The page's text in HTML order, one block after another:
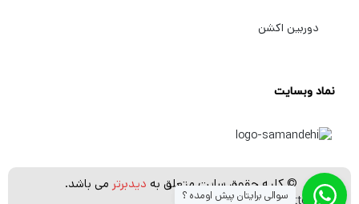
دوربین اکشن
نماد وبسایت
© کلیه حقوق سایت متعلق به دیدبرتر می باشد.
[whatsapp_buttons] سوالی برایتان پیش اومده ؟